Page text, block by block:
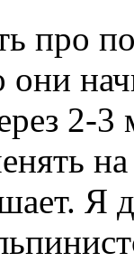
про
они
2-3
Я